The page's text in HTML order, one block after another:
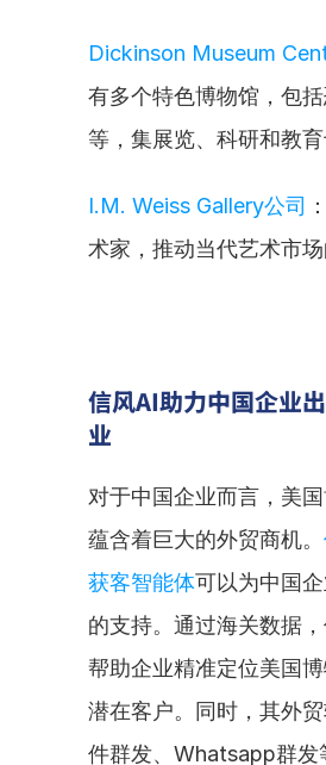
Dickinson Museum
有多个特色博物馆，包
等，集展览、科研和教育
I.M. Weiss Gallery公司
术家，推动当代艺术市场
信风AI助力中国企业
业
对于中国企业而言，美
蕴含着巨大的外贸商机。
获客智能体可以为中国
的支持。通过海关数据
帮助企业精准定位美国
潜在客户。同时，其外
件群发、Whatsapp群发